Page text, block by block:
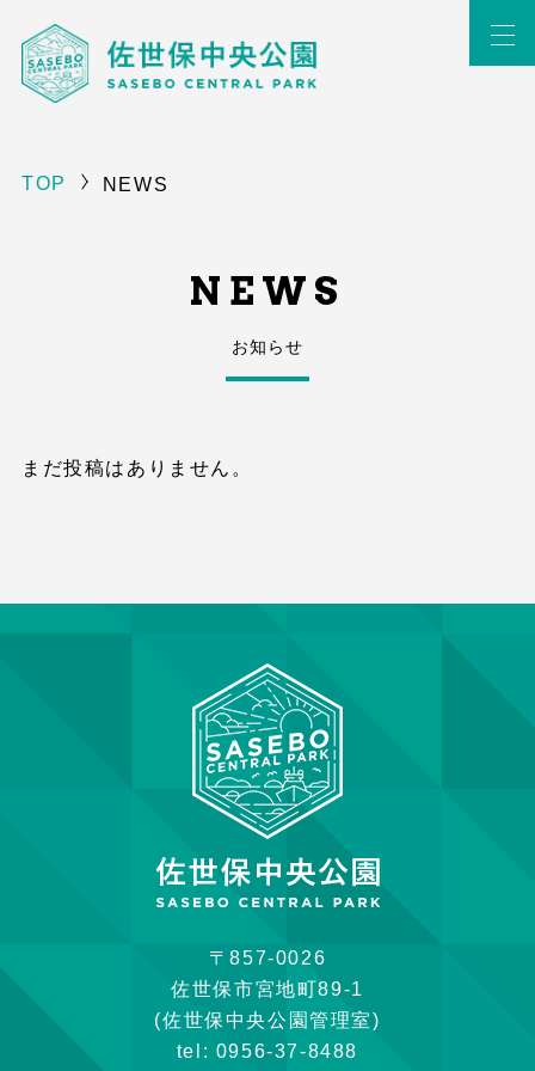
TOP NEWS
NEWS
お知らせ
まだ投稿はありません。
〒857-0026
佐世保市宮地町89-1
(佐世保中央公園管理室)
tel: 0956-37-8488